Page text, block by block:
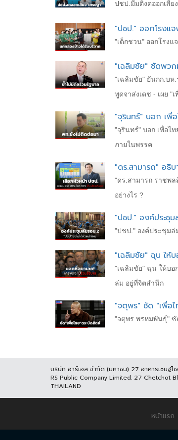
ปชป.มีมติงดออกเสีย
"ปชป." ออกโรงแ
"เด็กชวน" ออกโรง
"เฉลิมชัย" ซัดพว
"เฉลิมชัย" ยันกก.บห
พูดจาส่งเดช - เผย "
"จุรินทร์" บอก เพื่
"จุรินทร์" บอก เพื่อไ
ภายในพรรค
"ดร.สามารถ" อธิ
"ดร.สามารถ ราชพล
อย่างไร ?
"ปชป." องค์ประชุ
"ปชป." องค์ประชุมล่
"เฉลิมชัย" ฉุน ให้บ
"เฉลิมชัย" ฉุน ให้บอ
ล่ม อยู่ที่จิตสำนึก
"จตุพร" ซัด "เพื่อ
"จตุพร พรหมพันธุ์" ซั
บริษัท อาร์เอส จำกัด (มหาชน) 27 อาคารเชษฐ
RS Public Company Limited. 27 Chetchot
THAILAND
หน้าแรก